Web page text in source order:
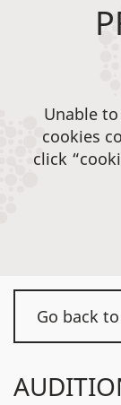
Go back
Unable
cookies
click